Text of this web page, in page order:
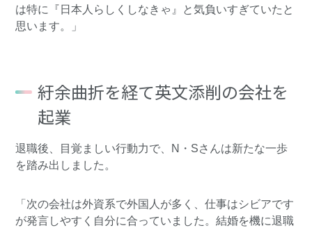
は特に『日本人らしくしなきゃ』と気負いすぎていたと
思います。」
紆余曲折を経て英文添削の会社を
起業
退職後、目覚ましい行動力で、N・Sさんは新たな一歩
を踏み出しました。
「次の会社は外資系で外国人が多く、仕事はシビアです
が発言しやすく自分に合っていました。結婚を機に退職